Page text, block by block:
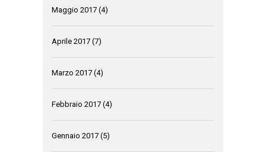
Maggio 2017 (4)
Aprile 2017 (7)
Marzo 2017 (4)
Febbraio 2017 (4)
Gennaio 2017 (5)